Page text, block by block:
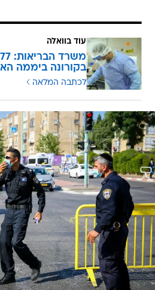
עוד בוואלה
בקורונה ביממה האחרונה, 4
לכתבה המלאה